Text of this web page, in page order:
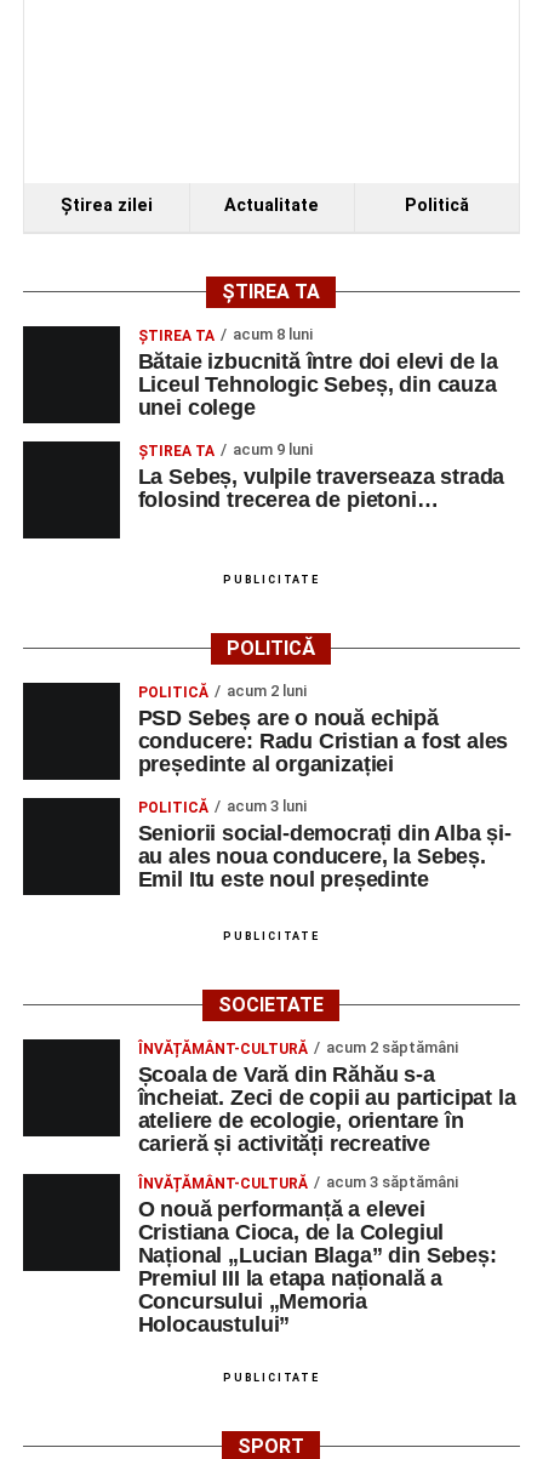
Ştirea zilei Actualitate Politică
ȘTIREA TA
ŞTIREA TA acum 8 luni
Bătaie izbucnită între doi elevi de la
Liceul Tehnologic Sebeș, din cauza
unei colege
ŞTIREA TA acum 9 luni
La Sebeș, vulpile traverseaza strada
folosind trecerea de pietoni…
PUBLICITATE
POLITICĂ
POLITICĂ acum 2 luni
PSD Sebeș are o nouă echipă
conducere: Radu Cristian a fost ales
președinte al organizației
POLITICĂ acum 3 luni
Seniorii social-democrați din Alba și-
au ales noua conducere, la Sebeș.
Emil Itu este noul președinte
PUBLICITATE
SOCIETATE
ÎNVĂȚĂMÂNT-CULTURĂ acum 2 săptămâni
Școala de Vară din Răhău s-a
încheiat. Zeci de copii au participat la
ateliere de ecologie, orientare în
carieră și activități recreative
ÎNVĂȚĂMÂNT-CULTURĂ acum 3 săptămâni
O nouă performanță a elevei
Cristiana Cioca, de la Colegiul
Național „Lucian Blaga” din Sebeș:
Premiul III la etapa națională a
Concursului „Memoria
Holocaustului”
PUBLICITATE
SPORT